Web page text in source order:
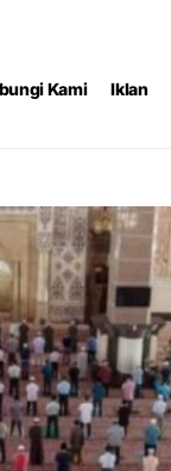
Kami Iklan